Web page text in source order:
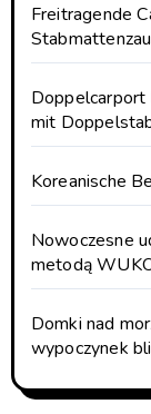
Freitragende
Doppelcarport
mit
Koreanische
Nowoczesne
metodą
Domki nad
wypoczynek